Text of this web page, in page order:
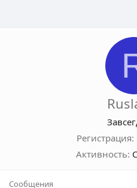
Регистрация
Активность
Сообщения